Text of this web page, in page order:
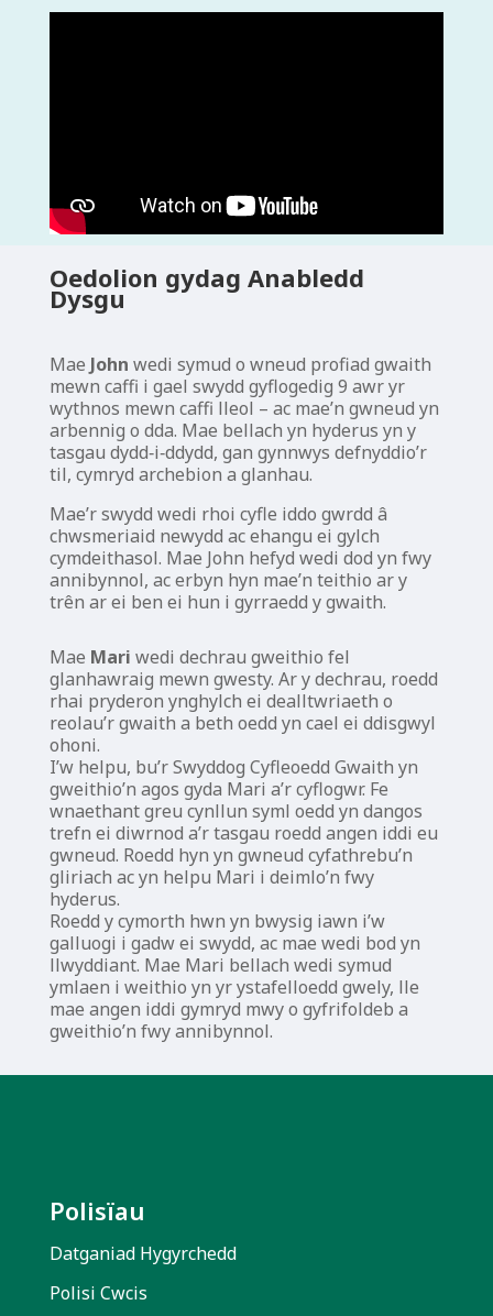
Oedolion gydag Anabledd
Dysgu​​
Mae John wedi symud o wneud profiad gwaith
mewn caffi i gael swydd gyflogedig 9 awr yr
wythnos mewn caffi lleol – ac mae’n gwneud yn
arbennig o dda. Mae bellach yn hyderus yn y
tasgau dydd‑i‑ddydd, gan gynnwys defnyddio’r
til, cymryd archebion a glanhau.
Mae’r swydd wedi rhoi cyfle iddo gwrdd â
chwsmeriaid newydd ac ehangu ei gylch
cymdeithasol. Mae John hefyd wedi dod yn fwy
annibynnol, ac erbyn hyn mae’n teithio ar y
trên ar ei ben ei hun i gyrraedd y gwaith.
Mae Mari wedi dechrau gweithio fel
glanhawraig mewn gwesty. Ar y dechrau, roedd
rhai pryderon ynghylch ei dealltwriaeth o
reolau’r gwaith a beth oedd yn cael ei ddisgwyl
ohoni.
I’w helpu, bu’r Swyddog Cyfleoedd Gwaith yn
gweithio’n agos gyda Mari a’r cyflogwr. Fe
wnaethant greu cynllun syml oedd yn dangos
trefn ei diwrnod a’r tasgau roedd angen iddi eu
gwneud. Roedd hyn yn gwneud cyfathrebu’n
gliriach ac yn helpu Mari i deimlo’n fwy
hyderus.
Roedd y cymorth hwn yn bwysig iawn i’w
galluogi i gadw ei swydd, ac mae wedi bod yn
llwyddiant. Mae Mari bellach wedi symud
ymlaen i weithio yn yr ystafelloedd gwely, lle
mae angen iddi gymryd mwy o gyfrifoldeb a
gweithio’n fwy annibynnol.
Polisïau
Datganiad Hygyrchedd
Polisi Cwcis